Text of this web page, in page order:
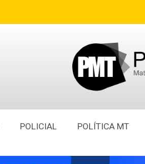
POLICIAL POLÍTICA MT